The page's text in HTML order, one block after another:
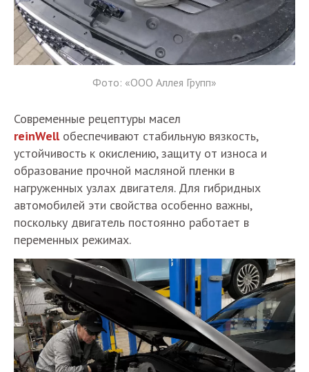
Фото: «ООО Аллея Групп»
Современные рецептуры масел
reinWellобеспечивают стабильную вязкость,
устойчивость к окислению, защиту от износа и
образование прочной масляной пленки в
нагруженных узлах двигателя. Для гибридных
автомобилей эти свойства особенно важны,
поскольку двигатель постоянно работает в
переменных режимах.